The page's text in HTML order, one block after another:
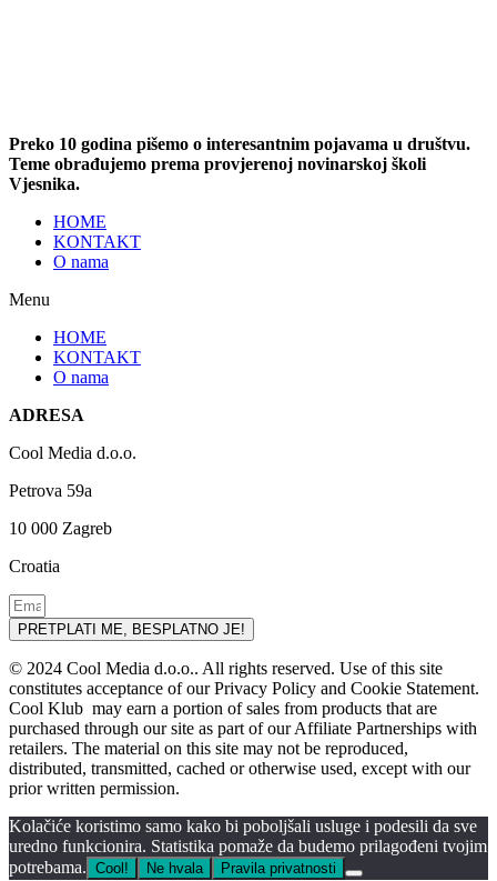
Preko 10 godina pišemo o interesantnim pojavama u društvu.
Teme obrađujemo prema provjerenoj novinarskoj školi
Vjesnika.
HOME
KONTAKT
O nama
Menu
HOME
KONTAKT
O nama
ADRESA
Cool Media d.o.o.
Petrova 59a
10 000 Zagreb
Croatia
PRETPLATI ME, BESPLATNO JE!
© 2024 Cool Media d.o.o.. All rights reserved. Use of this site
constitutes acceptance of our Privacy Policy and Cookie Statement.
Cool Klub may earn a portion of sales from products that are
purchased through our site as part of our Affiliate Partnerships with
retailers. The material on this site may not be reproduced,
distributed, transmitted, cached or otherwise used, except with our
prior written permission.
Kolačiće koristimo samo kako bi poboljšali usluge i podesili da sve
uredno funkcionira. Statistika pomaže da budemo prilagođeni tvojim
potrebama. Cool! Ne hvala Pravila privatnosti